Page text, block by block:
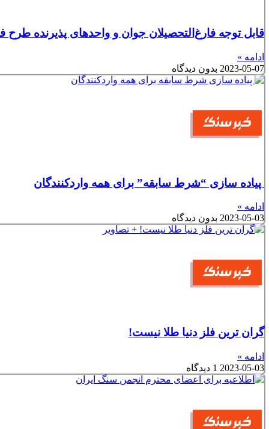
قابل توجه فارغ‌التحصیلان جوان و واحد‌های پذیرنده طرح
ادامه »
2023-05-07 بدون دیدگاه
پیاده سازی “شرط سابقه” برای همه واردکنندگان
ادامه »
2023-05-03 بدون دیدگاه
گران ترین فلز دنیا طلا نیست!
ادامه »
2023-05-03 1 دیدگاه